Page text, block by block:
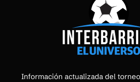
Información actualizada del